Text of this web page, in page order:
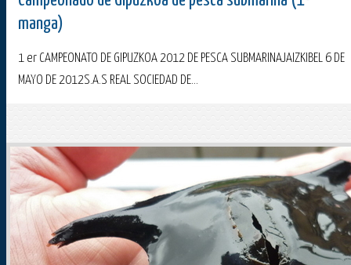
manga)
1 er CAMPEONATO DE GIPUZKOA 2012 DE PESCA SUBMARINAJAIZKIBEL 6 DE
MAYO DE 2012S.A.S REAL SOCIEDAD DE...